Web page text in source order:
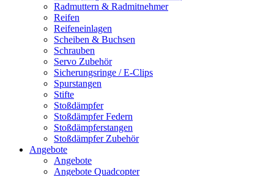
Radmuttern & Radmitnehmer
Reifen
Reifeneinlagen
Scheiben & Buchsen
Schrauben
Servo Zubehör
Sicherungsringe / E-Clips
Spurstangen
Stifte
Stoßdämpfer
Stoßdämpfer Federn
Stoßdämpferstangen
Stoßdämpfer Zubehör
Angebote
Angebote
Angebote Quadcopter